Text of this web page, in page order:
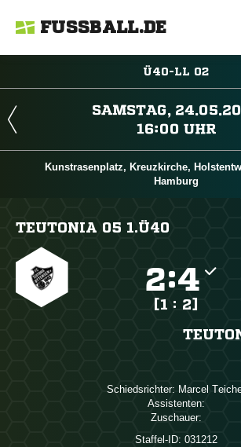
FUSSBALL.DE
Ü40-LL 02

 
Kunstrasenplatz, Kreuzkirche,
Hamburg
TEUTONIA 05 1.Ü40
:
[1 : 2]
Schiedsrichter: 
Assistenten:
Zuschauer:
Staffel-ID: 031212